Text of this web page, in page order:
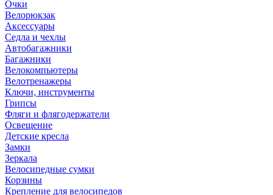
Очки
Велорюкзак
Аксессуары
Седла и чехлы
Автобагажники
Багажники
Велокомпьютеры
Велотренажеры
Ключи, инструменты
Грипсы
Фляги и флягодержатели
Освещение
Детские кресла
Замки
Зеркала
Велосипедные сумки
Корзины
Крепление для велосипедов